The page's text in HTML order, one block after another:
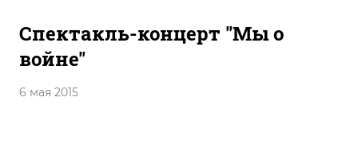
Спектакль-концерт "Мы о
войне"
6 мая 2015